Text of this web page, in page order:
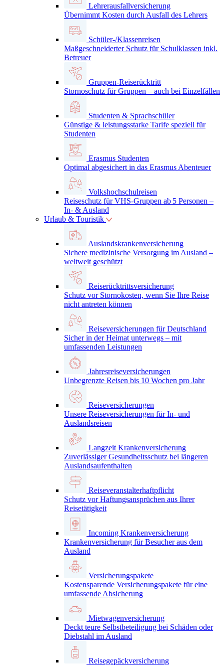
Lehrerausfallversicherung
Übernimmt Kosten durch Ausfall des Lehrers
Schüler-/Klassenreisen
Maßgeschneiderter Schutz für Schulklassen inkl.
Betreuer
Gruppen-Reiserücktritt
Stornoschutz für Gruppen – auch bei Einzelfällen
Studenten & Sprachschüler
Günstige & leistungsstarke Tarife speziell für
Studenten
Erasmus Studenten
Optimal abgesichert in das Erasmus Abenteuer
Volkshochschulreisen
Reiseschutz für VHS-Gruppen ab 5 Personen –
In- & Ausland
Urlaub & Touristik
Auslandskrankenversicherung
Sichere medizinische Versorgung im Ausland –
weltweit geschützt
Reiserücktrittsversicherung
Schutz vor Stornokosten, wenn Sie Ihre Reise
nicht antreten können
Reiseversicherungen für Deutschland
Sicher in der Heimat unterwegs – mit
umfassenden Leistungen
Jahresreiseversicherungen
Unbegrenzte Reisen bis 10 Wochen pro Jahr
Reiseversicherungen
Unsere Reiseversicherungen für In- und
Auslandsreisen
Langzeit Krankenversicherung
Zuverlässiger Gesundheitsschutz bei längeren
Auslandsaufenthalten
Reiseveranstalterhaftpflicht
Schutz vor Haftungsansprüchen aus Ihrer
Reisetätigkeit
Incoming Krankenversicherung
Krankenversicherung für Besucher aus dem
Ausland
Versicherungspakete
Kostensparende Versicherungspakete für eine
umfassende Absicherung
Mietwagenversicherung
Deckt teure Selbstbeteiligung bei Schäden oder
Diebstahl im Ausland
Reisegepäckversicherung